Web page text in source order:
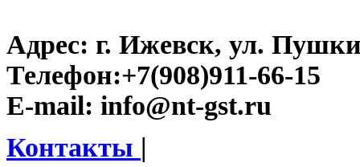
Адрес: г. Ижевск, ул.
Телефон:+7(908)911-66-15
E-mail: info@nt-gst.ru
Контакты